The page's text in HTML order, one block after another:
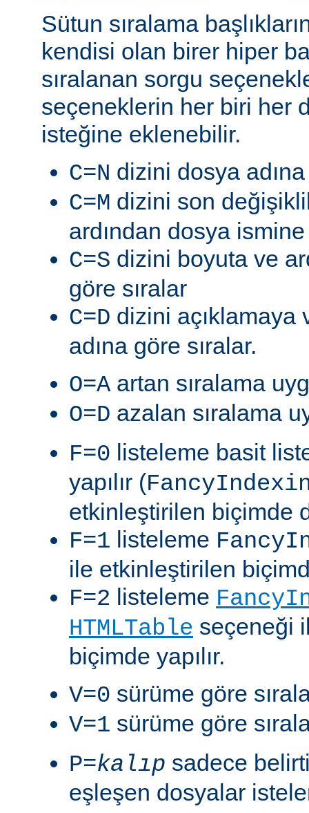
Sütun sıralama
kendisi olan birer hiper
sıralanan sorgu
seçeneklerin her biri her
isteğine eklenebilir.
C=N dizini dosya
C=M dizini son
ardından dosya
C=S dizini boyuta ve
göre sıralar
C=D dizini açıklamaya
adına göre sıralar.
O=A artan sıralama
O=D azalan sıralama
F=0 listeleme basit
yapılır (
etkinleştirilen biçimde
F=1 listeleme
ile etkinleştirilen
F=2 listeleme
HTMLTable seçeneği
biçimde yapılır.
V=0 sürüme göre
V=1 sürüme göre
P=kalıp sadece
eşleşen dosyalar